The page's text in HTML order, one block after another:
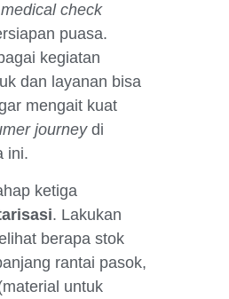
medical check
puasa.
kegiatan
dan layanan bisa
mengait kuat
journeydi
ini.
ketiga
. Lakukan
berapa stok
rantai pasok,
untuk